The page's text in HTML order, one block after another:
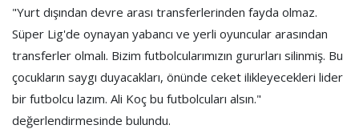
"Yurt dışından devre arası transferlerinden fayda olmaz.
Süper Lig'de oynayan yabancı ve yerli oyuncular arasından
transferler olmalı. Bizim futbolcularımızın gururları silinmiş. Bu
çocukların saygı duyacakları, önünde ceket ilikleyecekleri lider
bir futbolcu lazım. Ali Koç bu futbolcuları alsın."
değerlendirmesinde bulundu.